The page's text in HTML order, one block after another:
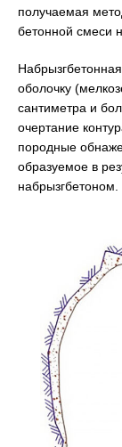
получаемая
бетонной смеси
оболочку
сантиметра и
очертание
породные
образуемое в
набрызгбетоном.